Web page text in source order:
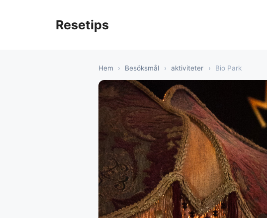
Resetips
Hem › Besöksmål › aktiviteter › Bio Park